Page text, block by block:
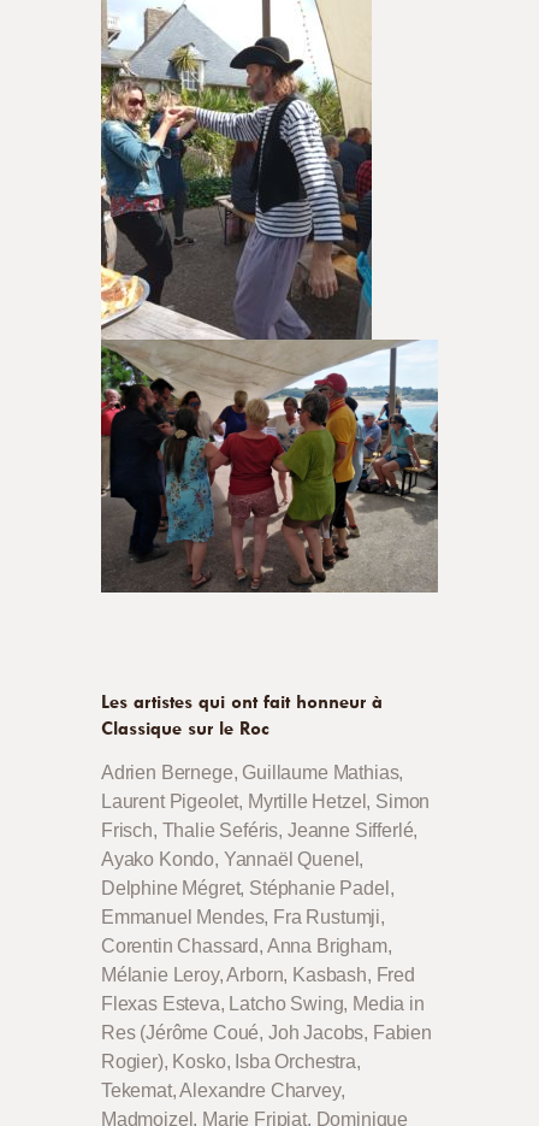
Les artistes qui ont fait honneur à
Classique sur le Roc
Adrien Bernege, Guillaume Mathias,
Laurent Pigeolet, Myrtille Hetzel, Simon
Frisch, Thalie Seféris, Jeanne Sifferlé,
Ayako Kondo, Yannaël Quenel,
Delphine Mégret, Stéphanie Padel,
Emmanuel Mendes, Fra Rustumji,
Corentin Chassard, Anna Brigham,
Mélanie Leroy, Arborn, Kasbash, Fred
Flexas Esteva, Latcho Swing, Media in
Res (Jérôme Coué, Joh Jacobs, Fabien
Rogier), Kosko, Isba Orchestra,
Tekemat, Alexandre Charvey,
Madmoizel, Marie Fripiat, Dominique